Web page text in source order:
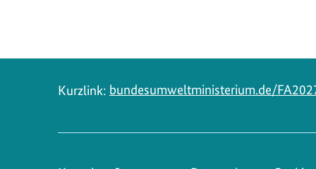
Kurzlink: bundesumweltministerium.de/